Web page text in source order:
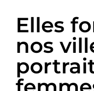
Elles
nos